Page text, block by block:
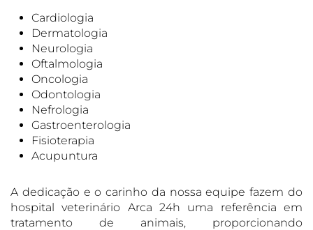
Cardiologia
Dermatologia
Neurologia
Oftalmologia
Oncologia
Odontologia
Nefrologia
Gastroenterologia
Fisioterapia
Acupuntura
A dedicação e o carinho da nossa equipe fazem do
hospital veterinário Arca 24h uma referência em
tratamento de animais, proporcionando